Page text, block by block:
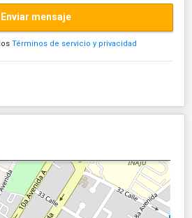
Enviar mensaje
Términos de servicio y privacidad